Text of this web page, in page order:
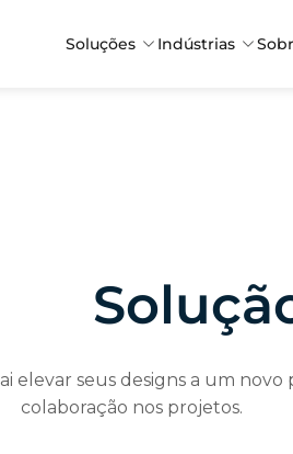
Soluções Indústrias
elevar seus designs a um novo
colaboração nos projetos.